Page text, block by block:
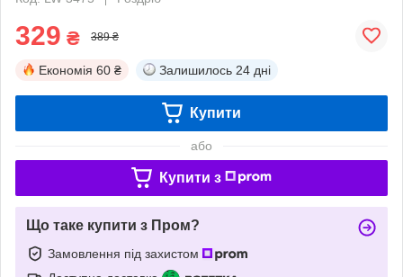
329 ₴ 389 ₴
Економія 60 ₴ Залишилось 24 дні
Купити
або
Купити з
Що таке купити з Пром?
Замовлення під захистом